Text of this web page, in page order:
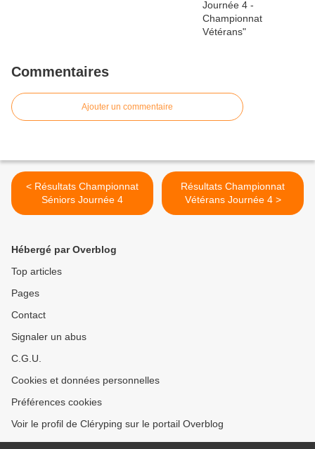
Commentaires
Ajouter un commentaire
< Résultats Championnat
Séniors Journée 4
Résultats Championnat
Vétérans Journée 4 >
Hébergé par Overblog
Top articles
Pages
Contact
Signaler un abus
C.G.U.
Cookies et données personnelles
Préférences cookies
Voir le profil de Cléryping sur le portail Overblog